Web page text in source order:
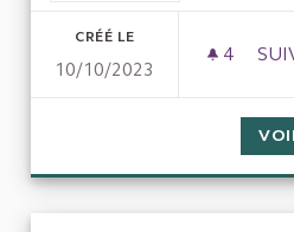
CRÉÉ LE
10/10/2023
4 4